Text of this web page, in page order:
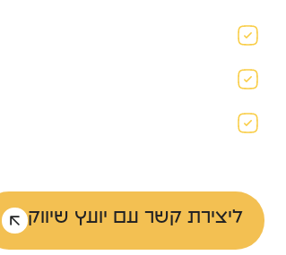
ליצירת קשר עם יועץ שיווק